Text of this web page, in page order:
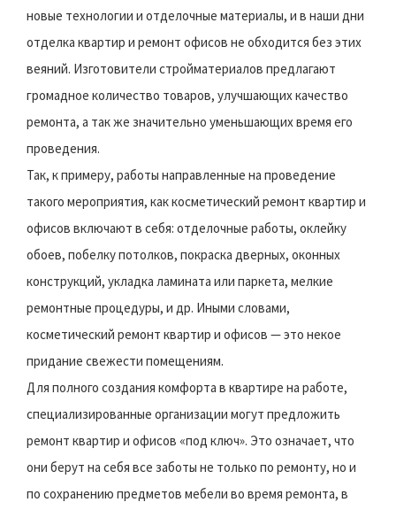
новые технологии и отделочные материалы, и в наши дни
отделка квартир и ремонт офисов не обходится без этих
веяний. Изготовители стройматериалов предлагают
громадное количество товаров, улучшающих качество
ремонта, а так же значительно уменьшающих время его
проведения.
Так, к примеру, работы направленные на проведение
такого мероприятия, как косметический ремонт квартир и
офисов включают в себя: отделочные работы, оклейку
обоев, побелку потолков, покраска дверных, оконных
конструкций, укладка ламината или паркета, мелкие
ремонтные процедуры, и др. Иными словами,
косметический ремонт квартир и офисов — это некое
придание свежести помещениям.
Для полного создания комфорта в квартире на работе,
специализированные организации могут предложить
ремонт квартир и офисов «под ключ». Это означает, что
они берут на себя все заботы не только по ремонту, но и
по сохранению предметов мебели во время ремонта, в